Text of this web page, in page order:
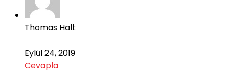
Thomas Hall:
Eylül 24, 2019
Cevapla